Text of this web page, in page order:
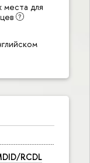
места для
RCDL